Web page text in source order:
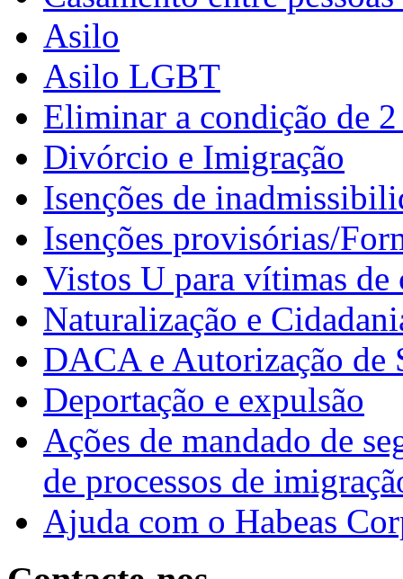
Asilo
Asilo LGBT
Eliminar a condição de 2
Divórcio e Imigração
Isenções de
Isenções provisórias/
Vistos U para vítimas de
Naturalização e
DACA e Autorização de
Deportação e expulsão
Ações de mandado de
de processos de
Ajuda com o Habeas